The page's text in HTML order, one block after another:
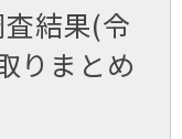
結果(令
りまとめ